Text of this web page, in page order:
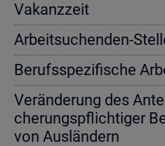
Va­kanz­zeit
Ar­beit­su­chen­den-
Be­rufs­spe­zi­fi­sche
Ver­än­de­rung des
che­rungs­pflich­ti­ger
von Aus­län­dern